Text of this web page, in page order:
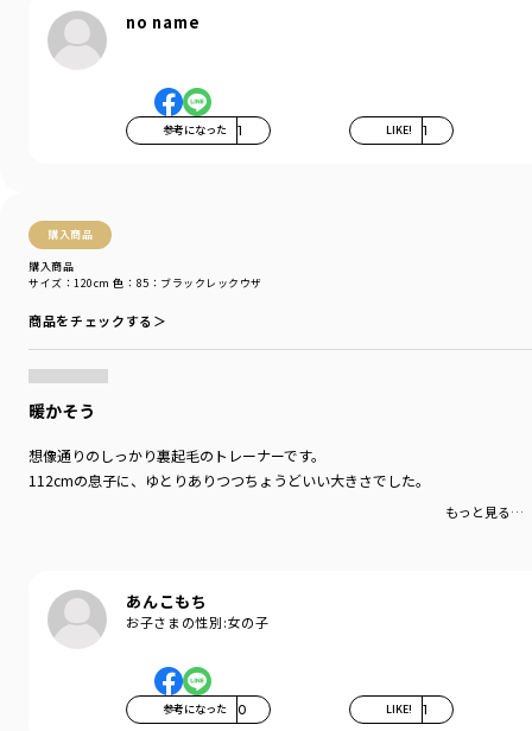
no name
参考になった 1 LIKE! 1
購入商品
購入商品
サイズ：120cm 色：85：ブラックレックウザ
商品をチェックする＞
暖かそう
想像通りのしっかり裏起毛のトレーナーです。
112cmの息子に、ゆとりありつつちょうどいい大きさでした。
もっと見る…
あんこもち
お子さまの性別:女の子
参考になった 0 LIKE! 1